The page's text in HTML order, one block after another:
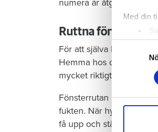
Med din
Ta reda
eller dra
sociala
till de
Samtyckesval
numera är åtgärdade.
Ruttna fönster
För att själva kunna
Hemma hos den ena
mycket riktigt har
Fönsterrutan är blöt på
fukten. När
få upp och stänga igen.